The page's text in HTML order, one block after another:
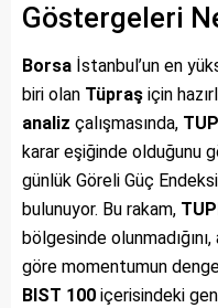
Göstergeleri
Borsa İstanbul’un en
biri olan Tüpraş için
analiz çalışmasında,
karar eşiğinde olduğunu
günlük Göreli Güç
bulunuyor. Bu rakam,
bölgesinde
göre momentumun
BIST 100 içerisindeki